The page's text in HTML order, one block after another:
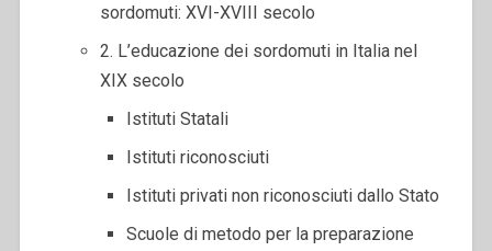
sordomuti: XVI-XVIII secolo
2. L’educazione dei sordomuti in Italia nel
XIX secolo
Istituti Statali
Istituti riconosciuti
Istituti privati non riconosciuti dallo Stato
Scuole di metodo per la preparazione